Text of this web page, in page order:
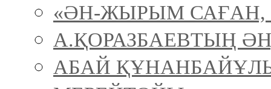
«ӘН-ЖЫРЫМ САҒАН,
А.ҚОРАЗБАЕВТЫҢ
АБАЙ